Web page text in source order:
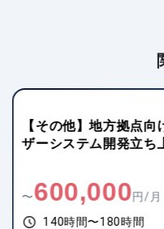
【その他】地方拠点
ザーシステム開発立ち
〜600,000円/月
140時間〜180時間